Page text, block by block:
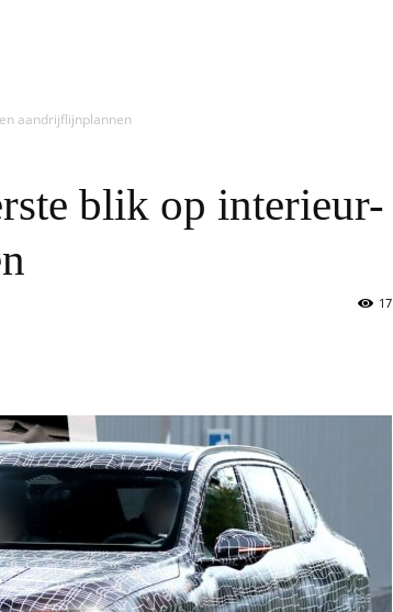
aandrijflijnplannen
blik op interieur-
17